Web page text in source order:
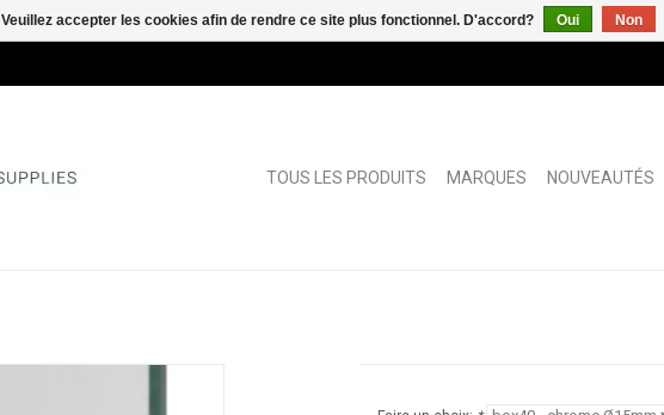
TOUS LES PRODUITS MARQUES NOUVEAUTÉS
Veuillez accepter les cookies afin de rendre ce site plus fonctionnel. D'accord? Oui Non